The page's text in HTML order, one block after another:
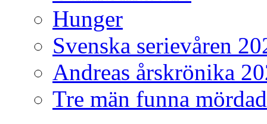
Hunger
Svenska serievåren
Andreas årskrönika
Tre män funna